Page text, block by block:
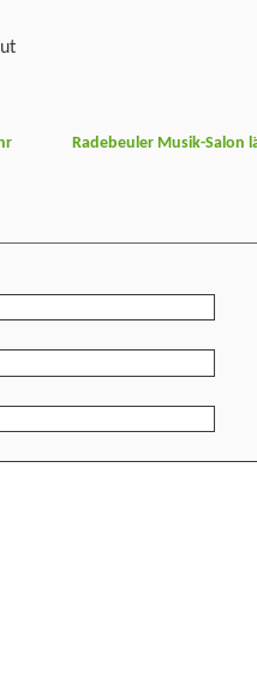
Radebeuler Musik-Salon